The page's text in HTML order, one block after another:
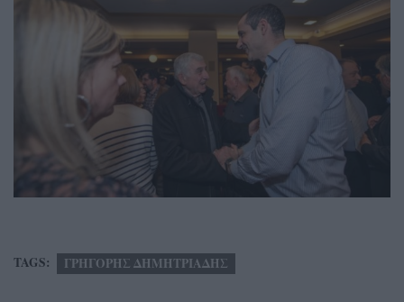
TAGS: ΓΡΗΓΟΡΗΣ ΔΗΜΗΤΡΙΑΔΗΣ